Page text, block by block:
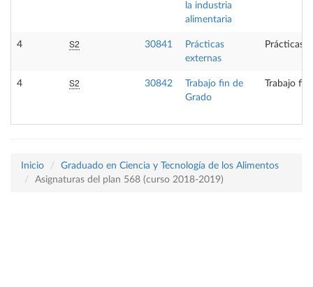
la industria
alimentaria
4 S2 30841
Prácticas
externas
Prácticas
4 S2 30842
Trabajo fin de
Grado
Trabajo
Inicio
Graduado en Ciencia y Tecnología de los Alimentos
Asignaturas del plan 568 (curso 2018-2019)